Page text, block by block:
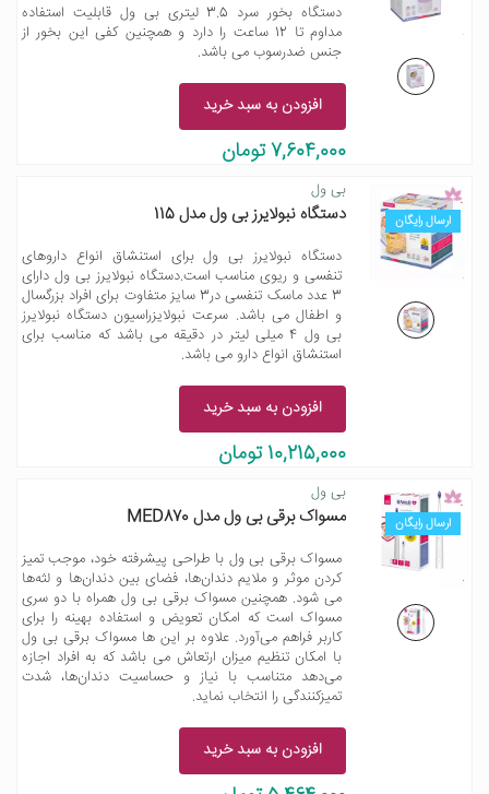
دستگاه بخور سرد 3.5 لیتری بی ول قابلیت استفاده
مداوم تا 12 ساعت را دارد و همچنین کفی این بخور از
جنس ضدرسوب می باشد.
افزودن به سبد خرید
7,604,000 تومان
ارسال رایگان
بی ول
دستگاه نبولایرز بی ول مدل 115
دستگاه نبولایرز بی ول برای استنشاق انواع داروهای
تنفسی و ریوی مناسب است.دستگاه نبولایرز بی ول دارای
3 عدد ماسک تنفسی در3 سایز متفاوت برای افراد بزرگسال
و اطفال می باشد. سرعت نبولایزراسیون دستگاه نبولایرز
بی ول 4 میلی لیتر در دقیقه می باشد که مناسب برای
استنشاق انواع دارو می باشد.
افزودن به سبد خرید
10,215,000 تومان
ارسال رایگان
بی ول
مسواک برقی بی ول مدل MED870
مسواک برقی بی ول با طراحی پیشرفته خود، موجب تمیز
کردن موثر و ملایم دندان‌ها، فضای بین دندان‌ها و لثه‌ها
می شود. همچنین مسواک برقی بی ول همراه با دو سری
مسواک است که امکان تعویض و استفاده بهینه را برای
کاربر فراهم می‌آورد. علاوه بر این ها مسواک برقی بی ول
با امکان تنظیم میزان ارتعاش می باشد که به افراد اجازه
می‌دهد متناسب با نیاز و حساسیت دندان‌ها، شدت
تمیزکنندگی را انتخاب نماید.
افزودن به سبد خرید